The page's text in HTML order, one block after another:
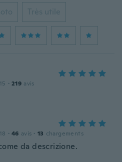
Très utile
· 219 avis
· 46 avis · 13 chargements
da descrizione.